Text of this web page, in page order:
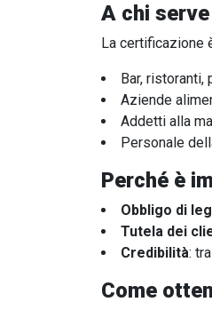
A chi
La certificazione
Bar, ristoranti,
Aziende
Addetti alla
Personale
Perché è
Obbligo di
Tutela dei
Credibilità:
Come